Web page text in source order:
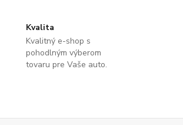
Kvalita
Kvalitný e-shop s
pohodlným výberom
tovaru pre Vaše auto.